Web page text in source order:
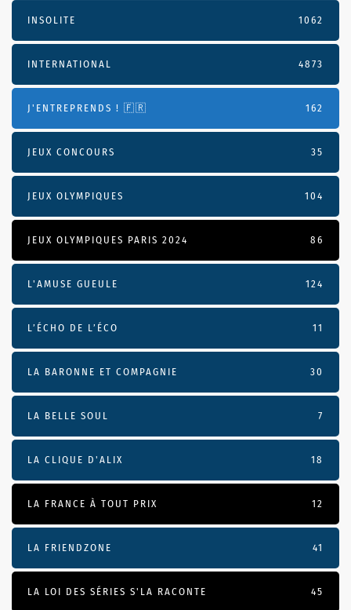
INSOLITE 1062
INTERNATIONAL 4873
J'ENTREPRENDS ! 🇫🇷 162
JEUX CONCOURS 35
JEUX OLYMPIQUES 104
JEUX OLYMPIQUES PARIS 2024 86
L'AMUSE GUEULE 124
L’ÉCHO DE L’ÉCO 11
LA BARONNE ET COMPAGNIE 30
LA BELLE SOUL 7
LA CLIQUE D'ALIX 18
LA FRANCE À TOUT PRIX 12
LA FRIENDZONE 41
LA LOI DES SÉRIES S'LA RACONTE 45